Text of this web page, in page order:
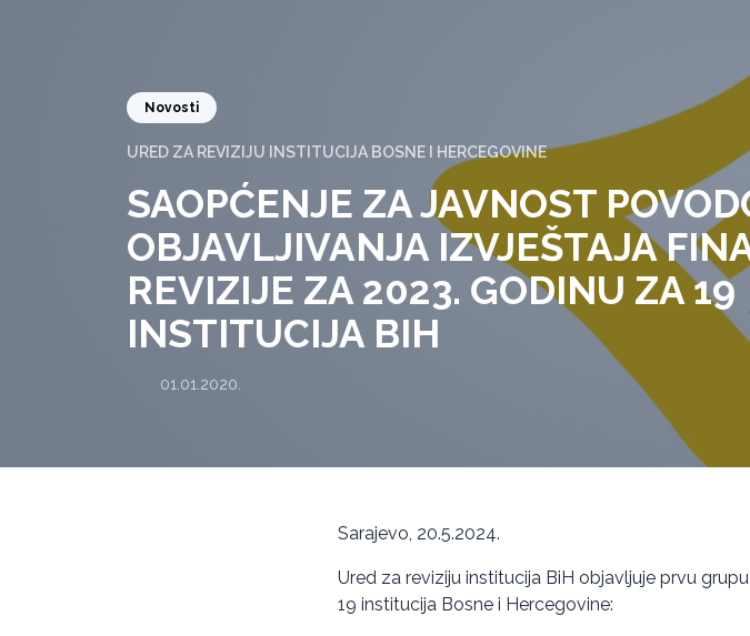
Novosti
URED ZA REVIZIJU INSTITUCIJA BOSNE I HERCEGOVINE
SAOPĆENJE ZA JAVNOST
OBJAVLJIVANJA IZVJEŠTAJA
REVIZIJE ZA 2023. GODINU ZA 19
INSTITUCIJA BIH
01.01.2020.
Sarajevo, 20.5.2024.
Ured za reviziju institucija BiH objavljuje prvu
19 institucija Bosne i Hercegovine: